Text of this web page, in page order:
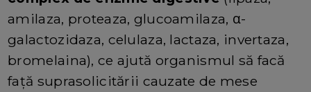
amilaza, proteaza, glucoamilaza, α-
galactozidaza, celulaza, lactaza, invertaza,
bromelaina), ce ajută organismul să facă
față suprasolicitării cauzate de mese